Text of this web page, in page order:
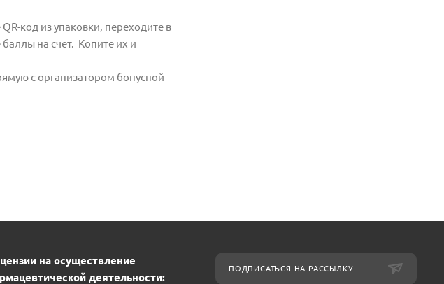
код из упаковки, переходите в
на счет. Копите их и
с организатором бонусной
на осуществление
деятельности:
ПОДПИСАТЬСЯ НА РАССЫЛКУ